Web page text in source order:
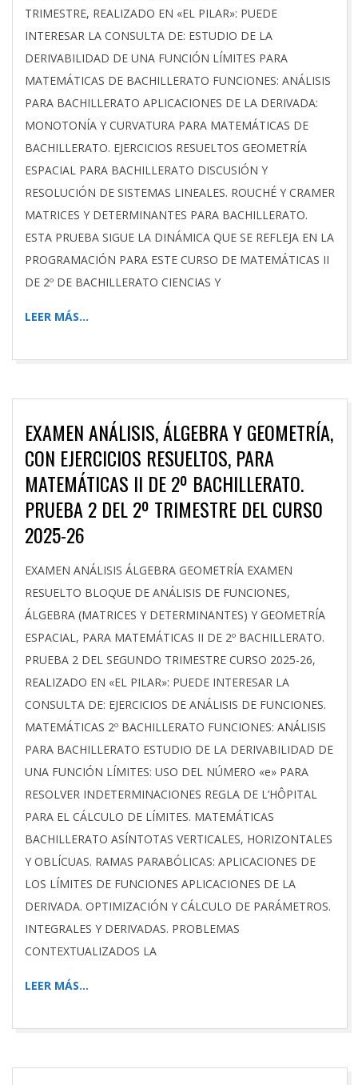
TRIMESTRE, REALIZADO EN «EL PILAR»: PUEDE
INTERESAR LA CONSULTA DE: ESTUDIO DE LA
DERIVABILIDAD DE UNA FUNCIÓN LÍMITES PARA
MATEMÁTICAS DE BACHILLERATO FUNCIONES: ANÁLISIS
PARA BACHILLERATO APLICACIONES DE LA DERIVADA:
MONOTONÍA Y CURVATURA PARA MATEMÁTICAS DE
BACHILLERATO. EJERCICIOS RESUELTOS GEOMETRÍA
ESPACIAL PARA BACHILLERATO DISCUSIÓN Y
RESOLUCIÓN DE SISTEMAS LINEALES. ROUCHÉ Y CRAMER
MATRICES Y DETERMINANTES PARA BACHILLERATO.
ESTA PRUEBA SIGUE LA DINÁMICA QUE SE REFLEJA EN LA
PROGRAMACIÓN PARA ESTE CURSO DE MATEMÁTICAS II
DE 2º DE BACHILLERATO CIENCIAS Y
LEER MÁS…
EXAMEN ANÁLISIS, ÁLGEBRA Y GEOMETRÍA,
CON EJERCICIOS RESUELTOS, PARA
MATEMÁTICAS II DE 2º BACHILLERATO.
PRUEBA 2 DEL 2º TRIMESTRE DEL CURSO
2025-26
2026-
02-
05
EXAMEN ANÁLISIS ÁLGEBRA GEOMETRÍA EXAMEN
RESUELTO BLOQUE DE ANÁLISIS DE FUNCIONES,
ÁLGEBRA (MATRICES Y DETERMINANTES) Y GEOMETRÍA
ESPACIAL, PARA MATEMÁTICAS II DE 2º BACHILLERATO.
PRUEBA 2 DEL SEGUNDO TRIMESTRE CURSO 2025-26,
REALIZADO EN «EL PILAR»: PUEDE INTERESAR LA
CONSULTA DE: EJERCICIOS DE ANÁLISIS DE FUNCIONES.
MATEMÁTICAS 2º BACHILLERATO FUNCIONES: ANÁLISIS
PARA BACHILLERATO ESTUDIO DE LA DERIVABILIDAD DE
UNA FUNCIÓN LÍMITES: USO DEL NÚMERO «e» PARA
RESOLVER INDETERMINACIONES REGLA DE L’HÔPITAL
PARA EL CÁLCULO DE LÍMITES. MATEMÁTICAS
BACHILLERATO ASÍNTOTAS VERTICALES, HORIZONTALES
Y OBLÍCUAS. RAMAS PARABÓLICAS: APLICACIONES DE
LOS LÍMITES DE FUNCIONES APLICACIONES DE LA
DERIVADA. OPTIMIZACIÓN Y CÁLCULO DE PARÁMETROS.
INTEGRALES Y DERIVADAS. PROBLEMAS
CONTEXTUALIZADOS LA
LEER MÁS…